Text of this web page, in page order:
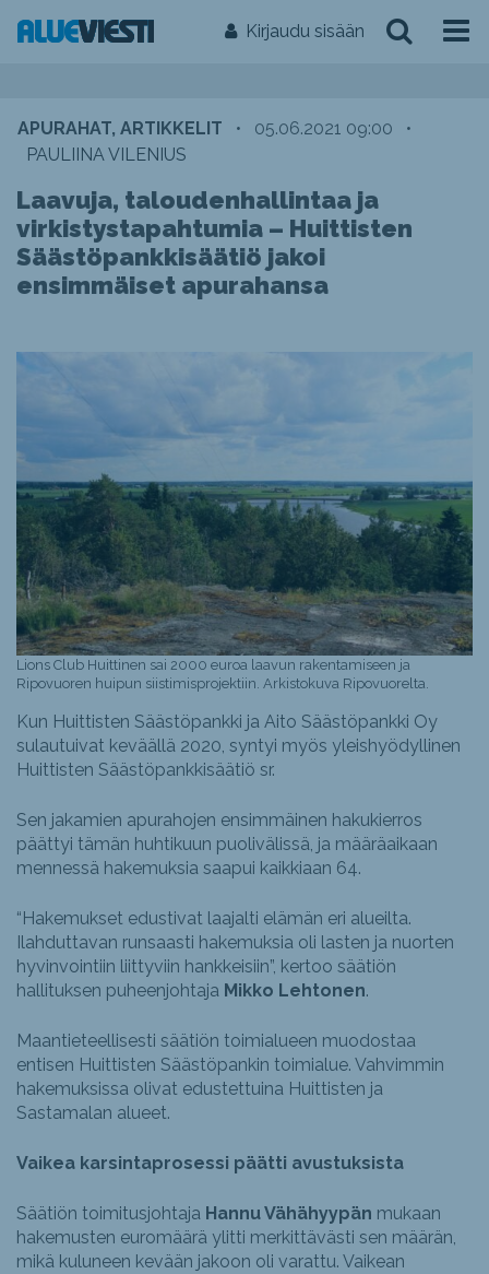
Kirjaudu sisään
APURAHAT, ARTIKKELIT • 05.06.2021 09:00
•
PAULIINA VILENIUS
Laavuja, taloudenhallintaa ja
virkistystapahtumia – Huittisten
Säästöpankkisäätiö jakoi
ensimmäiset apurahansa
Lions Club Huittinen sai 2000 euroa laavun rakentamiseen ja
Ripovuoren huipun siistimisprojektiin. Arkistokuva Ripovuorelta.
Kun Huittisten Säästöpankki ja Aito Säästöpankki Oy
sulautuivat keväällä 2020, syntyi myös yleishyödyllinen
Huittisten Säästöpankkisäätiö sr.
Sen jakamien apurahojen ensimmäinen hakukierros
päättyi tämän huhtikuun puolivälissä, ja määräaikaan
mennessä hakemuksia saapui kaikkiaan 64.
“Hakemukset edustivat laajalti elämän eri alueilta.
Ilahduttavan runsaasti hakemuksia oli lasten ja nuorten
hyvinvointiin liittyviin hankkeisiin”, kertoo säätiön
hallituksen puheenjohtaja Mikko Lehtonen.
Maantieteellisesti säätiön toimialueen muodostaa
entisen Huittisten Säästöpankin toimialue. Vahvimmin
hakemuksissa olivat edustettuina Huittisten ja
Sastamalan alueet.
Vaikea karsintaprosessi päätti avustuksista
Säätiön toimitusjohtaja Hannu Vähähyypän mukaan
hakemusten euromäärä ylitti merkittävästi sen määrän,
mikä kuluneen kevään jakoon oli varattu. Vaikean